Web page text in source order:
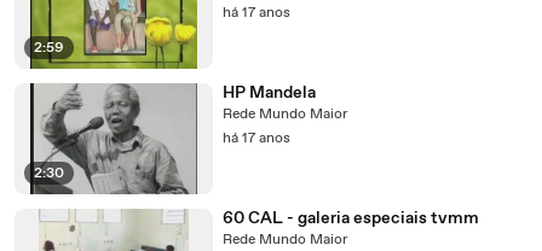
2:59
há 17 anos
2:30
HP Mandela
Rede Mundo Maior
há 17 anos
60 CAL - galeria especiais tvmm
Rede Mundo Maior